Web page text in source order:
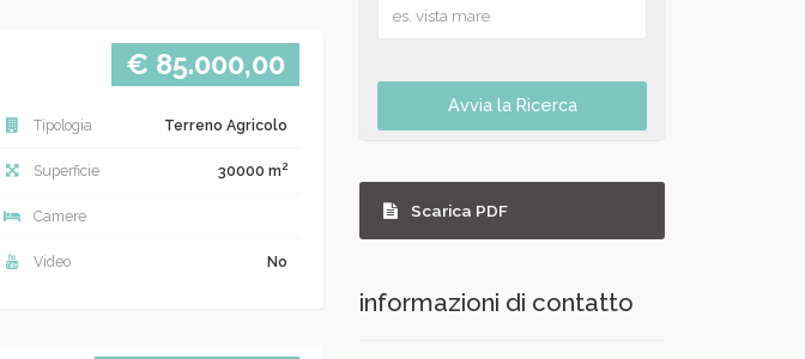
€ 85.000,00
Tipologia Terreno Agricolo
Superficie 30000 m2
Camere
Video No
Avvia la Ricerca
Scarica PDF
informazioni di contatto